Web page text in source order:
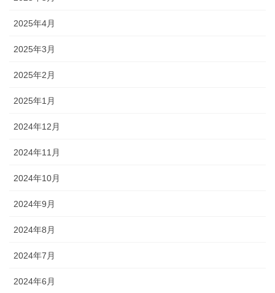
2025年4月
2025年3月
2025年2月
2025年1月
2024年12月
2024年11月
2024年10月
2024年9月
2024年8月
2024年7月
2024年6月